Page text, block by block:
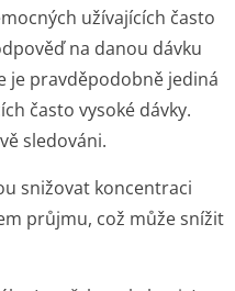
užívajících často
na danou dávku
je pravděpodobně jediná
často vysoké dávky.
sledováni.
snižovat koncentraci
průjmu, což může snížit